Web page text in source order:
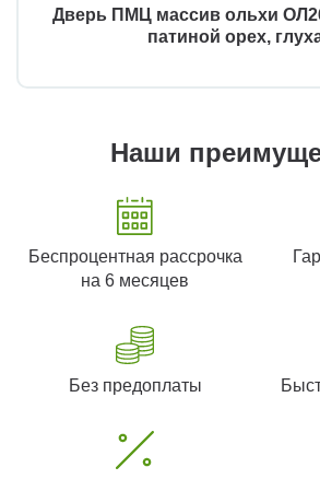
Дверь ПМЦ массив ольхи
патиной орех,
Наши
Беспроцентная рассрочка
на 6 месяцев
Без предоплаты